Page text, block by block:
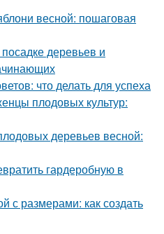
весной: пошаговая
деревьев и
что делать для успеха
плодовых культур:
деревьев весной:
гардеробную в
с размерами: как создать